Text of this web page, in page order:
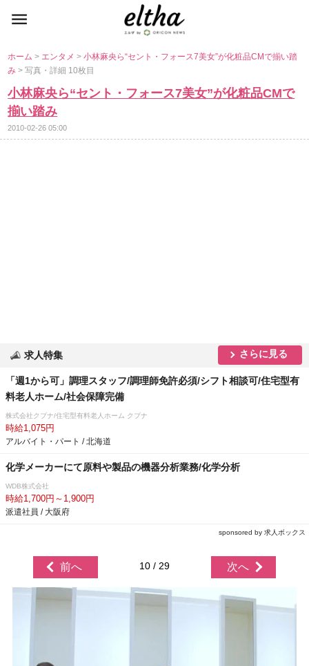
ホーム> エンタメ>小林麻央ら“セント・フォース7美女”が化粧品CMで揃い踏
み> 写真・詳細 10枚目
小林麻央ら“セント・フォース7美女”が化粧品CMで
揃い踏み
2010-02-26 05:00
求人特集 さらに見る
「週1から可」調理スタッフ/調理師免許必須/シフト相談可/住宅型有
料老人ホーム/社会保障完備
株式会社クプナ/住宅型有料老人ホーム クプナ
時給1,075円
アルバイト・パート / 北海道
化学メーカーにて原料や製品の機器分析業務/化学分析
WDB株式会社
時給1,700円～1,900円
派遣社員 / 大阪府
sponsored by 求人ボックス
前へ 10 / 29 次へ